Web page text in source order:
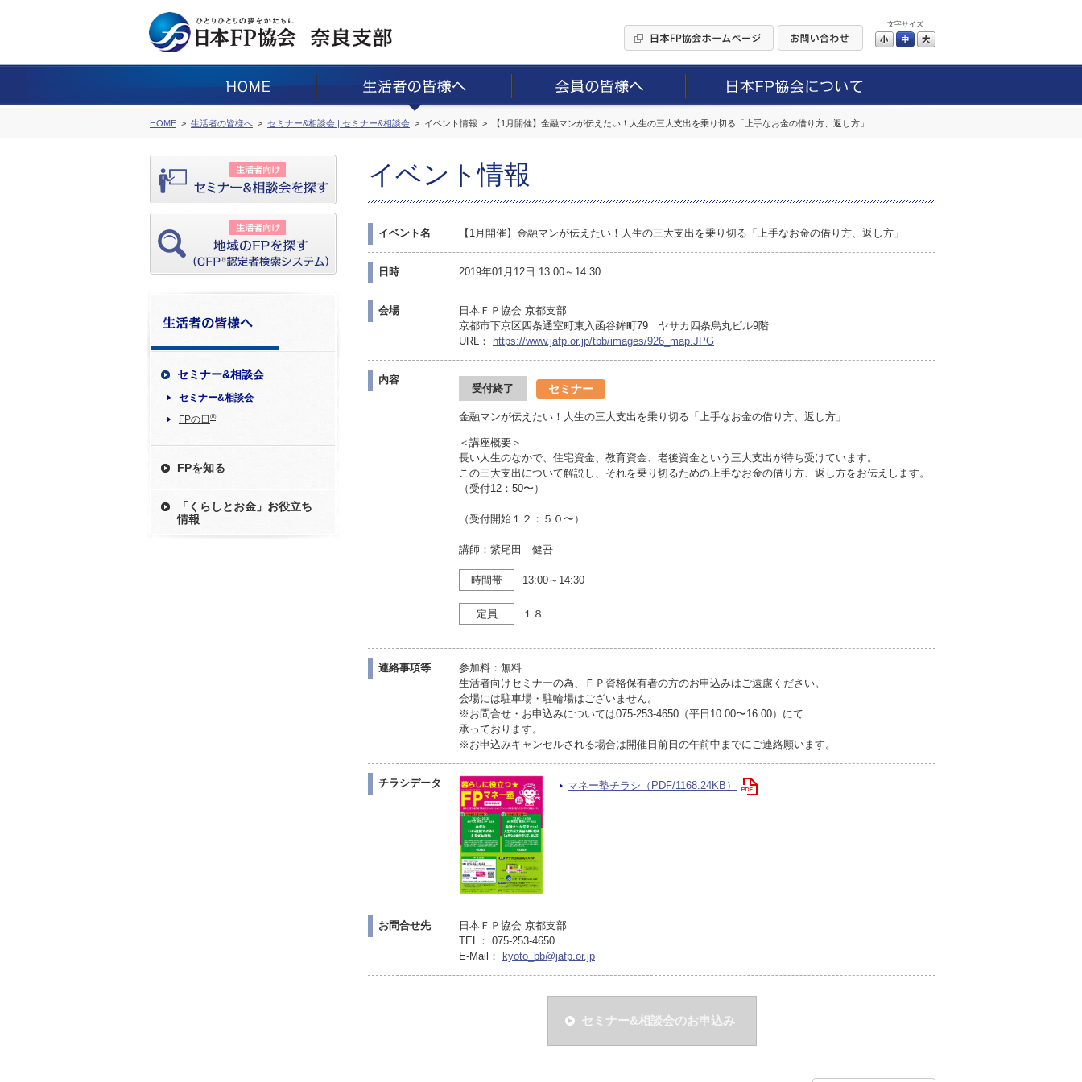
文字サイズ
小 中
HOME 生活者の皆様へ セミナー&相談会 | セミナー&相談会 イベント情報 【1月開催】金融マンが伝えたい！人生の三大支出を乗り切る「上手なお金の借り方、返し方」
セミナー&相談会
セミナー&相談会
FPの日 ®
FPを知る
「くらしとお金」お役立ち
情報
イベント情報
イベント名 【1月開催】金融マンが伝えたい！人生の三大支出を乗り切る「上手なお金の借り方、返し方」
日時 2019年01月12日 13:00～14:30
会場
日本ＦＰ協会 京都支部
京都市下京区四条通室町東入函谷鉾町79 ヤサカ四条烏丸ビル9階
URL：
https://www.jafp.or.jp/tbb/images/926_map.JPG
内容
受付終了 セミナー
金融マンが伝えたい！人生の三大支出を乗り切る「上手なお金の借り方、返し方」
＜講座概要＞
長い人生のなかで、住宅資金、教育資金、老後資金という三大支出が待ち受けています。
この三大支出について解説し、それを乗り切るための上手なお金の借り方、返し方をお伝えします。
（受付12：50〜）
（受付開始１２：５０〜）
講師：紫尾田 健吾
時間帯 13:00～14:30
定員 １８
連絡事項等
参加料：無料
生活者向けセミナーの為、ＦＰ資格保有者の方のお申込みはご遠慮ください。
会場には駐車場・駐輪場はございません。
※お問合せ・お申込みについては075-253-4650（平日10:00〜16:00）にて
承っております。
※お申込みキャンセルされる場合は開催日前日の午前中までにご連絡願います。
チラシデータ マネー塾チラシ（PDF/1168.24KB）
お問合せ先
日本ＦＰ協会 京都支部
TEL： 075-253-4650
E-Mail：
kyoto_bb@jafp.or.jp
セミナー&相談会のお申込み